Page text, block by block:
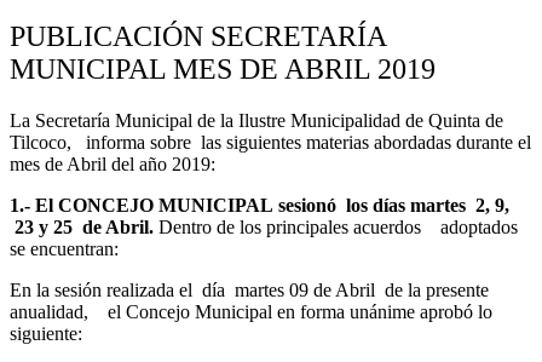
PUBLICACIÓN SECRETARÍA
MUNICIPAL MES DE ABRIL 2019
La Secretaría Municipal de la Ilustre Municipalidad de Quinta de
Tilcoco, informa sobre las siguientes materias abordadas durante el
mes de Abril del año 2019:
1.- El CONCEJO MUNICIPAL sesionó los días martes 2, 9,
23 y 25 de Abril. Dentro de los principales acuerdos adoptados
se encuentran:
En la sesión realizada el día martes 09 de Abril de la presente
anualidad, el Concejo Municipal en forma unánime aprobó lo
siguiente: